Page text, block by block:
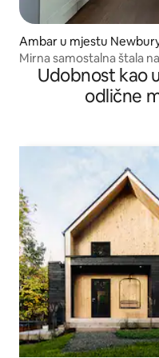
Ambar u mjestu
Mirna samostalna štala
Udobnost kao
odlične